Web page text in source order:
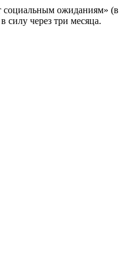
социальным ожиданиям» (в
силу через три месяца.